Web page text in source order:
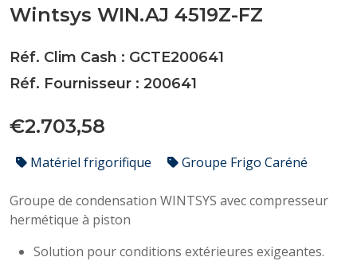
Wintsys WIN.AJ 4519Z-FZ
Réf. Clim Cash : GCTE200641
Réf. Fournisseur : 200641
€2.703,58
Matériel frigorifique Groupe Frigo Caréné
Groupe de condensation WINTSYS avec compresseur
hermétique à piston
Solution pour conditions extérieures exigeantes.